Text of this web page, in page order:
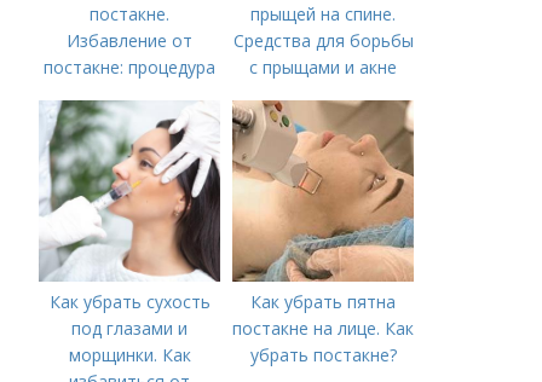
постакне.
Избавление от
постакне: процедура
прыщей на спине.
Средства для борьбы
с прыщами и акне
Как убрать сухость
под глазами и
морщинки. Как
Как убрать пятна
постакне на лице. Как
убрать постакне?